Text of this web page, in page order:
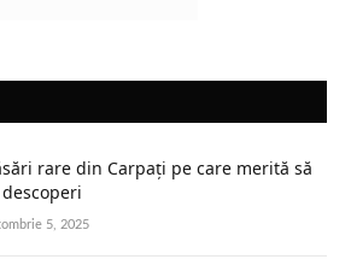
rare din Carpați pe care merită să
5, 2025